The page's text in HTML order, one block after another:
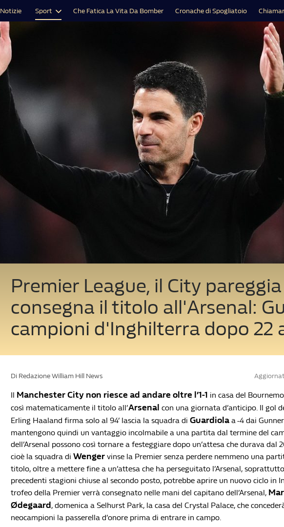
Notizie Sport Che Fatica La Vita Da Bomber Cronache di Spogliatoio
Premier League, il City
consegna il titolo all'Arsenal:
campioni d'Inghilterra dopo 22
Di Redazione William Hill News
Il Manchester City non riesce ad andare oltre l’1-1 in casa del
così matematicamente il titolo all’Arsenal con una giornata d’anticipo. Il gol
Erling Haaland firma solo al 94’ lascia la squadra di Guardiola a -4 dai
mantengono quindi un vantaggio incolmabile a una partita dal termine del
dell’Arsenal possono così tornare a festeggiare dopo un’attesa che durava dal
cioè la squadra di Wenger vinse la Premier senza perdere nemmeno una
titolo, oltre a mettere fine a un’attesa che ha perseguitato l’Arsenal,
precedenti stagioni chiuse al secondo posto, potrebbe aprire un nuovo ciclo in
trofeo della Premier verrà consegnato nelle mani del capitano dell’Arsenal,
Ødegaard , domenica a Selhurst Park, la casa del Crystal Palace, che
neocampioni la passerella d’onore prima di entrare in campo.